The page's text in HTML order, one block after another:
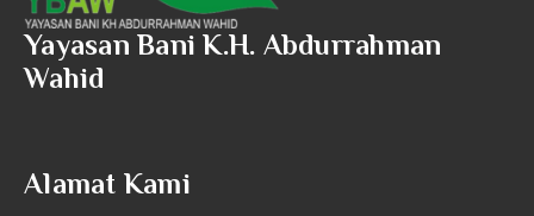
Yayasan Bani K.H. Abdurrahman
Wahid
Alamat Kami